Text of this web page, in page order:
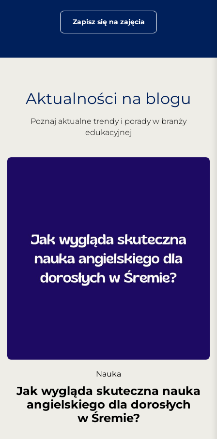
Zapisz się na zajęcia
Aktualności na blogu
Poznaj aktualne trendy i porady w branży
edukacyjnej
Nauka
Jak wygląda skuteczna nauka
angielskiego dla dorosłych
w Śremie?